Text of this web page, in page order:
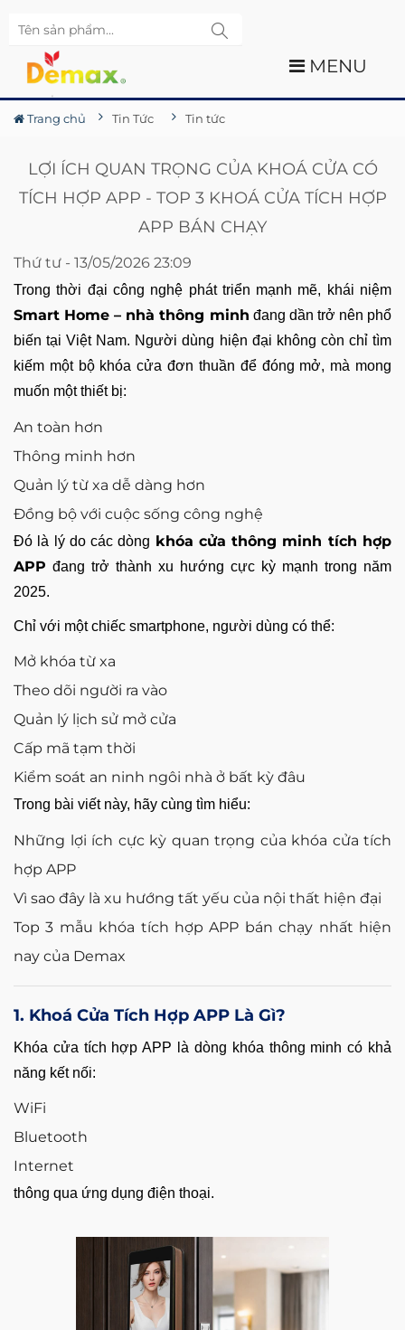
MENU
Trang chủ Tin Tức Tin tức
LỢI ÍCH QUAN TRỌNG CỦA KHOÁ CỬA CÓ
TÍCH HỢP APP - TOP 3 KHOÁ CỬA TÍCH HỢP
APP BÁN CHẠY
Thứ tư - 13/05/2026 23:09
Trong thời đại công nghệ phát triển mạnh mẽ, khái niệm
Smart Home – nhà thông minh đang dần trở nên phổ
biến tại Việt Nam. Người dùng hiện đại không còn chỉ tìm
kiếm một bộ khóa cửa đơn thuần để đóng mở, mà mong
muốn một thiết bị:
An toàn hơn
Thông minh hơn
Quản lý từ xa dễ dàng hơn
Đồng bộ với cuộc sống công nghệ
Đó là lý do các dòng khóa cửa thông minh tích hợp
APP đang trở thành xu hướng cực kỳ mạnh trong năm
2025.
Chỉ với một chiếc smartphone, người dùng có thể:
Mở khóa từ xa
Theo dõi người ra vào
Quản lý lịch sử mở cửa
Cấp mã tạm thời
Kiểm soát an ninh ngôi nhà ở bất kỳ đâu
Trong bài viết này, hãy cùng tìm hiểu:
Những lợi ích cực kỳ quan trọng của khóa cửa tích
hợp APP
Vì sao đây là xu hướng tất yếu của nội thất hiện đại
Top 3 mẫu khóa tích hợp APP bán chạy nhất hiện
nay của Demax
1. Khoá Cửa Tích Hợp APP Là Gì?
Khóa cửa tích hợp APP là dòng khóa thông minh có khả
năng kết nối:
WiFi
Bluetooth
Internet
thông qua ứng dụng điện thoại.